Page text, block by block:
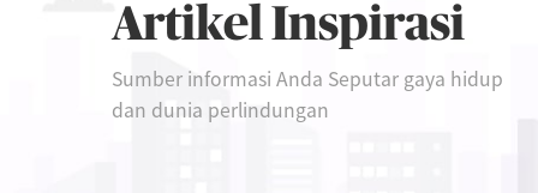
Artikel Inspirasi
Sumber informasi Anda Seputar gaya hidup
dan dunia perlindungan